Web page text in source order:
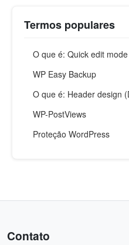
Termos populares
O que é: Quick edit
WP Easy Backup
O que é: Header design
WP-PostViews
Proteção WordPress
Contato